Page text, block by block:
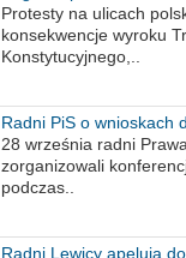
poselskim PiS
Protesty na ulicach
konsekwencje wyroku
Konstytucyjnego,..
Radni PiS o wnioskach
na 2021 rok
28 września radni
zorganizowali
podczas..
Radni Lewicy apelują